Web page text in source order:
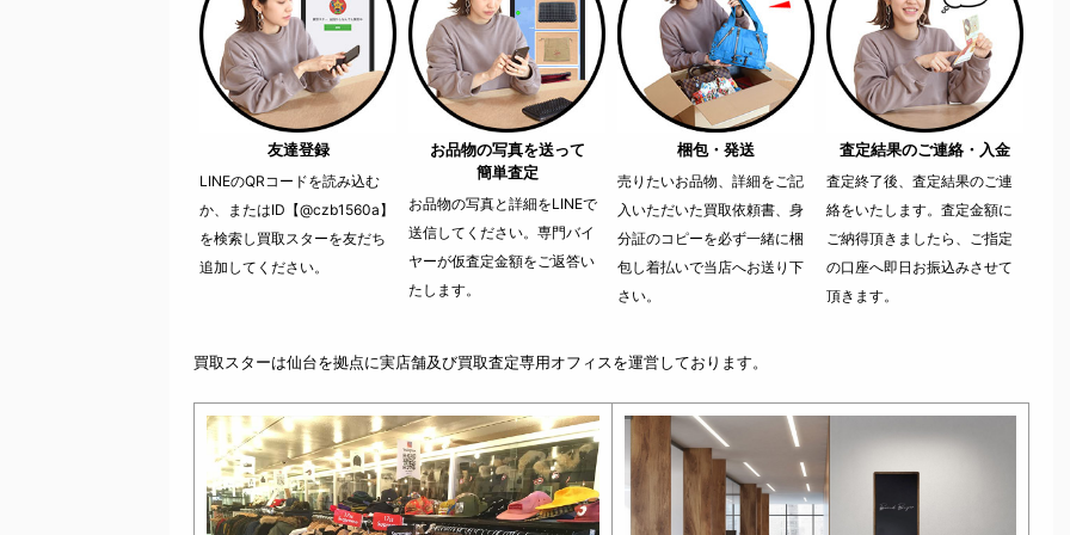
友達登録
LINEのQRコードを読み込む
か、またはID【@czb1560a】
を検索し買取スターを友だち
追加してください。
お品物の写真を送って
簡単査定
お品物の写真と詳細をLINEで
送信してください。専門バイ
ヤーが仮査定金額をご返答い
たします。
梱包・発送
売りたいお品物、詳細をご記
入いただいた買取依頼書、身
分証のコピーを必ず一緒に梱
包し着払いで当店へお送り下
さい。
査定結果のご連絡・入金
査定終了後、査定結果のご連
絡をいたします。査定金額に
ご納得頂きましたら、ご指定
の口座へ即日お振込みさせて
頂きます。
買取スターは仙台を拠点に実店舗及び買取査定専用オフィスを運営しております。